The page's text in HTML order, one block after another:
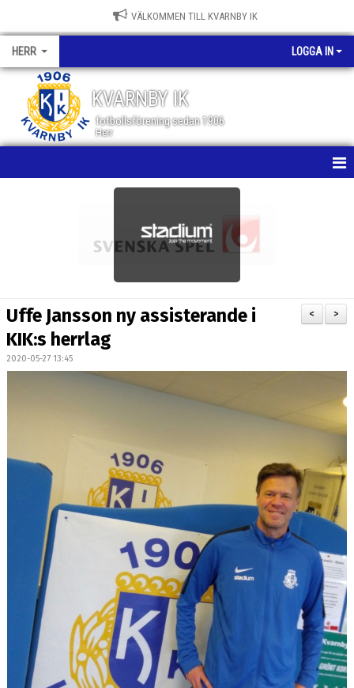
VÄLKOMMEN TILL KVARNBY IK
HERR LOGGA IN
KVARNBY IK
fotbollsförening sedan 1906
Herr
TRUPPEN
OM LAGET
KONTAKT
>
<
Uffe Jansson ny assisterande i
KIK:s herrlag
2020-05-27 13:45